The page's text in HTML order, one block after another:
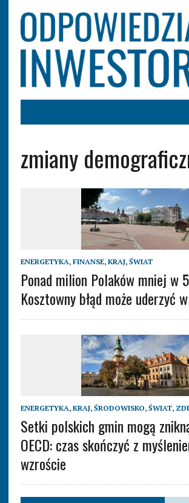
zmiany
ENERGETYKA, FINANSE, KRAJ, ŚWIAT
Ponad milion Polaków mniej w
Kosztowny błąd może uderzyć
ENERGETYKA, KRAJ, ŚRODOWISKO, ŚWIAT,
Setki polskich gmin mogą
OECD: czas skończyć z
wzroście